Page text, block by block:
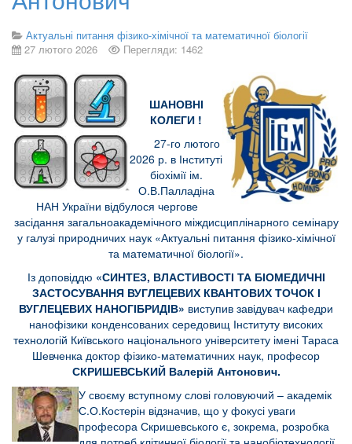
Актуальні питання фізико-хімічної та математичної біології
27 лютого 2026
Перегляди: 1462
ШАНОВНІ
КОЛЕГИ !
27-го лютого
2026 р. в Інституті
біохімії ім.
О.В.Палладіна
НАН України відбулося чергове
засідання загальноакадемічного міждисциплінарного семінару
у галузі природничих наук «Актуальні питання фізико-хімічної
та математичної біології».
Із доповіддю «СИНТЕЗ, ВЛАСТИВОСТІ ТА БІОМЕДИЧНІ
ЗАСТОСУВАННЯ ВУГЛЕЦЕВИХ КВАНТОВИХ ТОЧОК І
ВУГЛЕЦЕВИХ НАНОГІБРИДІВ» виступив завідувач кафедри
нанофізики конденсованих середовищ Інституту високих
технологій Київського національного університету імені Тараса
Шевченка доктор фізико-математичних наук, професор
СКРИШЕВСЬКИЙ Валерій Антонович.
У своєму вступному слові головуючий – академік
С.О.Костерін відзначив, що у фокусі уваги
професора Скришевського є, зокрема, розробка